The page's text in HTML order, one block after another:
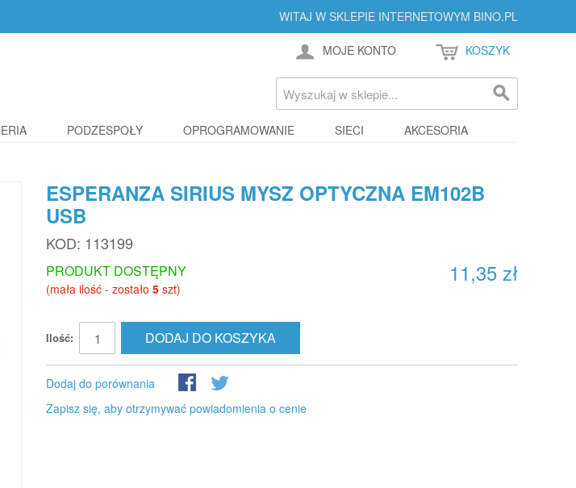
WITAJ W SKLEPIE INTERNETOWYM BINO.PL
MOJE KONTO KOSZYK
PODZESPOŁY OPROGRAMOWANIE SIECI AKCESORIA
ESPERANZA SIRIUS MYSZ OPTYCZNA EM102B
USB
KOD: 113199
11,35 zł
PRODUKT DOSTĘPNY
(mała ilość - zostało 5 szt)
Ilość: DODAJ DO KOSZYKA
Dodaj do porównania
Zapisz się, aby otrzymywać powiadomienia o cenie